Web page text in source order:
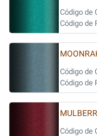
Código de
Código de
Código de
Código de
Código de